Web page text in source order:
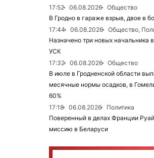
17:52 06.08.2026
Общество
В Гродно в гараже взрыв, двое в
17:44
06.08.2026
Общество,
Назначено три новых начальника
УСК
17:32
06.08.2026
Общество
В июле в Гродненской области
месячные нормы осадков, в
60%
17:18
06.08.2026
Политика
Поверенный в делах Франции
миссию в Беларуси